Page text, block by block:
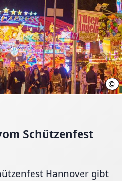
©
Schützenfest
Hannover gibt